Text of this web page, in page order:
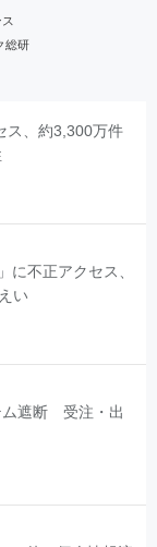
総研
ス、約3,300万件
に不正アクセス、
い
ム遮断 受注・出